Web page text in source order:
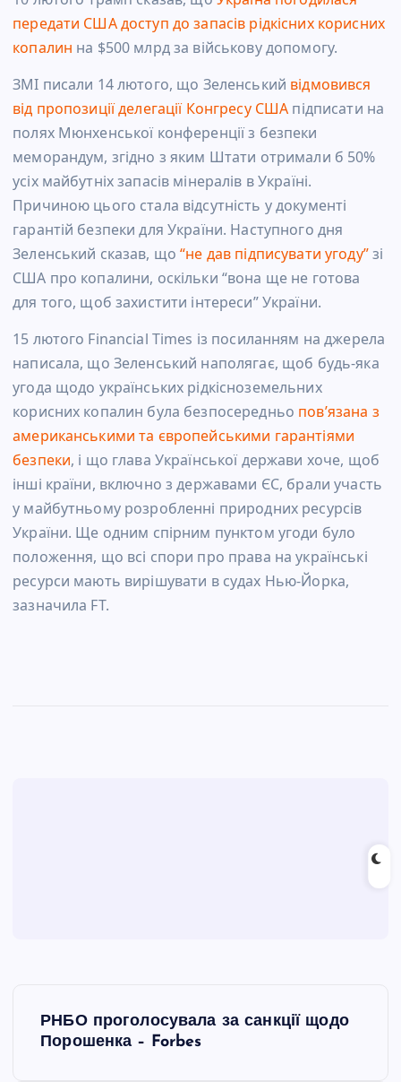
передати США доступ до запасів рідкісних корисних
копалин на $500 млрд за військову допомогу.
ЗМІ писали 14 лютого, що Зеленський відмовився
від пропозиції делегації Конгресу США підписати на
полях Мюнхенської конференції з безпеки
меморандум, згідно з яким Штати отримали б 50%
усіх майбутніх запасів мінералів в Україні.
Причиною цього стала відсутність у документі
гарантій безпеки для України. Наступного дня
Зеленський сказав, що“не дав підписувати угоду”зі
США про копалини, оскільки “вона ще не готова
для того, щоб захистити інтереси” України.
15 лютого Financial Times із посиланням на джерела
написала, що Зеленський наполягає, щоб будь-яка
угода щодо українських рідкісноземельних
корисних копалин була безпосередньо пов’язана з
американськими та європейськими гарантіями
безпеки, і що глава Української держави хоче, щоб
інші країни, включно з державами ЄС, брали участь
у майбутньому розробленні природних ресурсів
України. Ще одним спірним пунктом угоди було
положення, що всі спори про права на українські
ресурси мають вирішувати в судах Нью-Йорка,
зазначила FT.
РНБО проголосувала за санкції щодо
Порошенка – Forbes